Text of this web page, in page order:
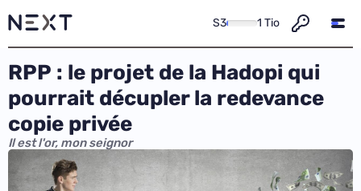
S3 1 Tio
RPP : le projet de la Hadopi qui
pourrait décupler la redevance
copie privée
Il est l'or, mon seignor